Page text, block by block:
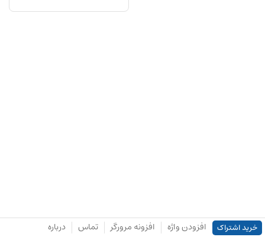
خرید اشتراک افزودن واژه افزونه مرورگر تماس درباره